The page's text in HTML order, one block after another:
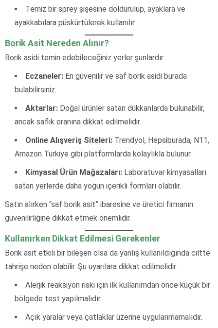
Temiz bir sprey şişesine doldurulup, ayaklara ve
ayakkabılara püskürtülerek kullanılır.
Borik Asit Nereden Alınır?
Borik asidi temin edebileceğiniz yerler şunlardır:
Eczaneler: En güvenilir ve saf borik asidi burada
bulabilirsiniz.
Aktarlar: Doğal ürünler satan dükkanlarda bulunabilir,
ancak saflık oranına dikkat edilmelidir.
Online Alışveriş Siteleri: Trendyol, Hepsiburada, N11,
Amazon Türkiye gibi platformlarda kolaylıkla bulunur.
Kimyasal Ürün Mağazaları: Laboratuvar kimyasalları
satan yerlerde daha yoğun içerikli formları olabilir.
Satın alırken “saf borik asit” ibaresine ve üretici firmanın
güvenilirliğine dikkat etmek önemlidir.
Kullanırken Dikkat Edilmesi Gerekenler
Borik asit etkili bir bileşen olsa da yanlış kullanıldığında ciltte
tahrişe neden olabilir. Şu uyarılara dikkat edilmelidir:
Alerjik reaksiyon riski için ilk kullanımdan önce küçük bir
bölgede test yapılmalıdır.
Açık yaralar veya çatlaklar üzerine uygulanmamalıdır.